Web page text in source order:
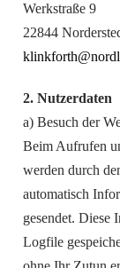
Werkstraße 9
22844
2. Nutzerdaten
a) Besuch der
Beim Aufrufen
werden durch
automatisch
gesendet. Diese
Logfile